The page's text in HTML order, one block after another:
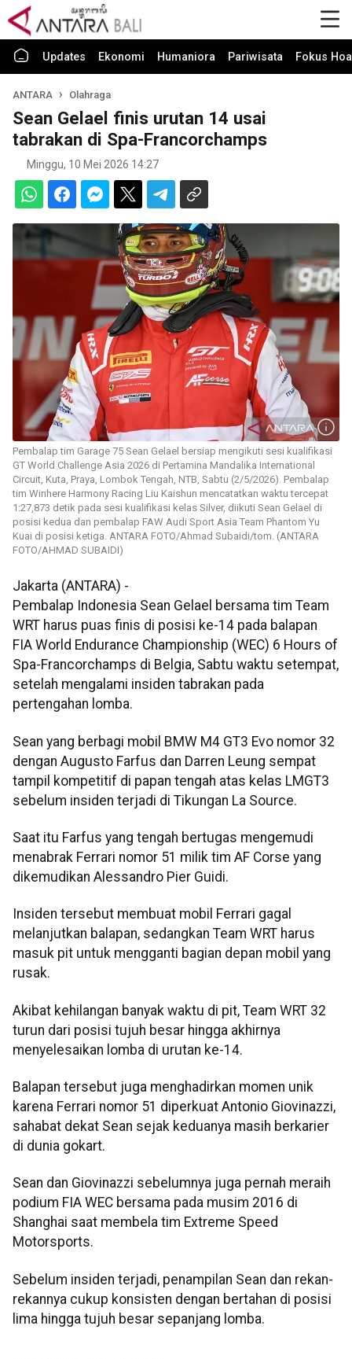
Updates Ekonomi Humaniora Pariwisata Fokus
ANTARA Olahraga
Sean Gelael finis urutan 14 usai
tabrakan di Spa-Francorchamps
Minggu, 10 Mei 2026 14:27
Pembalap tim Garage 75 Sean Gelael bersiap mengikuti sesi kualifikasi
GT World Challenge Asia 2026 di Pertamina Mandalika International
Circuit, Kuta, Praya, Lombok Tengah, NTB, Sabtu (2/5/2026). Pembalap
tim Winhere Harmony Racing Liu Kaishun mencatatkan waktu tercepat
1:27,873 detik pada sesi kualifikasi kelas Silver, diikuti Sean Gelael di
posisi kedua dan pembalap FAW Audi Sport Asia Team Phantom Yu
Kuai di posisi ketiga. ANTARA FOTO/Ahmad Subaidi/tom. (ANTARA
FOTO/AHMAD SUBAIDI)
Jakarta (ANTARA) -
Pembalap Indonesia Sean Gelael bersama tim Team
WRT harus puas finis di posisi ke-14 pada balapan
FIA World Endurance Championship (WEC) 6 Hours of
Spa-Francorchamps di Belgia, Sabtu waktu setempat,
setelah mengalami insiden tabrakan pada
pertengahan lomba.
Sean yang berbagi mobil BMW M4 GT3 Evo nomor 32
dengan Augusto Farfus dan Darren Leung sempat
tampil kompetitif di papan tengah atas kelas LMGT3
sebelum insiden terjadi di Tikungan La Source.
Saat itu Farfus yang tengah bertugas mengemudi
menabrak Ferrari nomor 51 milik tim AF Corse yang
dikemudikan Alessandro Pier Guidi.
Insiden tersebut membuat mobil Ferrari gagal
melanjutkan balapan, sedangkan Team WRT harus
masuk pit untuk mengganti bagian depan mobil yang
rusak.
Akibat kehilangan banyak waktu di pit, Team WRT 32
turun dari posisi tujuh besar hingga akhirnya
menyelesaikan lomba di urutan ke-14.
Balapan tersebut juga menghadirkan momen unik
karena Ferrari nomor 51 diperkuat Antonio Giovinazzi,
sahabat dekat Sean sejak keduanya masih berkarier
di dunia gokart.
Sean dan Giovinazzi sebelumnya juga pernah meraih
podium FIA WEC bersama pada musim 2016 di
Shanghai saat membela tim Extreme Speed
Motorsports.
Sebelum insiden terjadi, penampilan Sean dan rekan-
rekannya cukup konsisten dengan bertahan di posisi
lima hingga tujuh besar sepanjang lomba.